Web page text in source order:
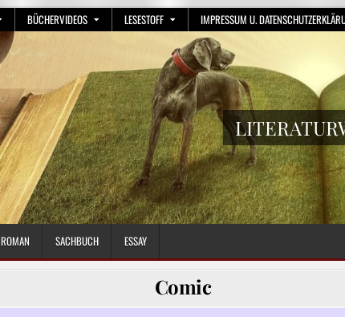
BÜCHERVIDEOS LESESTOFF IMPRESSUM U.
ROMAN SACHBUCH ESSAY
Comic